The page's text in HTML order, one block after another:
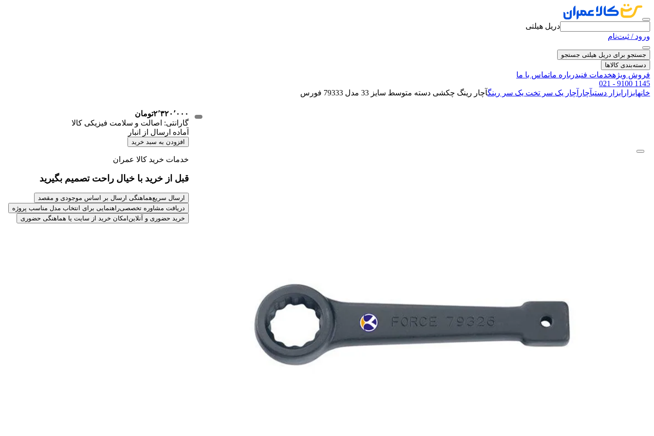
دریل هیلتی
ورود / ثبت‌نام
جستجو برای دریل هیلتی جستجو
دسته‌بندی کالاها
فروش ویژهخدمات فنیدرباره ماتماس با ما
021 - 9100 1145
خانهابزار ابزار دستیآچار آچار یک سر تخت یک سر رینگآچار رینگ چکشی دسته متوسط سایز 33 مدل 79333 فورس
۲٬۳۲۰٬۰۰۰تومان
گارانتی: اصالت و سلامت فیزیکی کالا
آماده ارسال از انبار
افزودن به سبد خرید
خدمات خرید کالا عمران
قبل از خرید با خیال راحت تصمیم بگیرید
ارسال سریعهماهنگی ارسال بر اساس موجودی و مقصد
دریافت مشاوره تخصصیراهنمایی برای انتخاب مدل مناسب پروژه
خرید حضوری و آنلاین امکان خرید از سایت یا هماهنگی حضوری